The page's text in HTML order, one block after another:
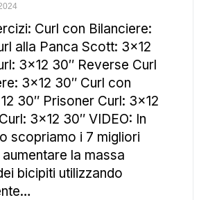
Curl con Bilanciere:
alla Panca Scott: 3×12
3×12 30″ Reverse Curl
3×12 30″ Curl con
30″ Prisoner Curl: 3×12
3×12 30″ VIDEO: In
scopriamo i 7 migliori
la massa
bicipiti utilizzando